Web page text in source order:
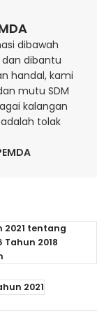
dibawah
dibantu
handal, kami
mutu SDM
kalangan
tolak
2021 tentang
2018
2021